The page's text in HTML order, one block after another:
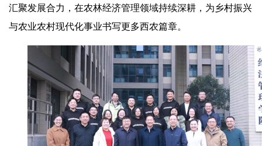
汇聚发展合力，在农林经济管理领域持续深耕，为乡村振兴
与农业农村现代化事业书写更多西农篇章。